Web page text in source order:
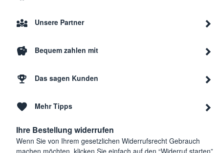
Unsere Partner
Bequem zahlen mit
Das sagen Kunden
Mehr Tipps
Ihre Bestellung widerrufen
Wenn Sie von Ihrem gesetzlichen Widerrufsrecht Gebrauch
machen möchten, klicken Sie einfach auf den “Widerruf starten”